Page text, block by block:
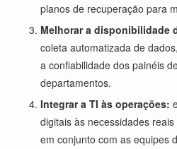
planos de recuperação para
Melhorar a disponibilidade
coleta automatizada de
a confiabilidade dos painéis
departamentos.
Integrar a TI às operações:
digitais às necessidades
em conjunto com as equipes